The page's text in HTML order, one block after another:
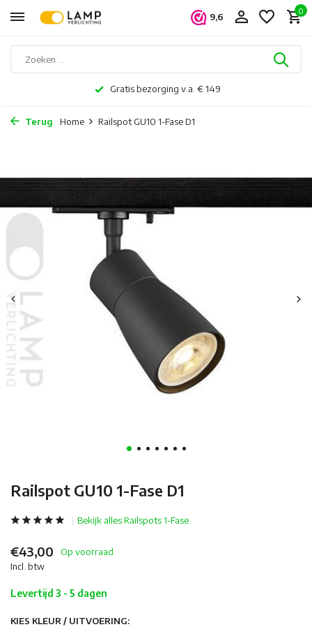
9,6
0
Gratis bezorging v.a. € 149
Terug Home Railspot GU10 1-Fase D1
Railspot GU10 1-Fase D1
Bekijk alles Railspots 1-Fase
€43,00
Op voorraad
Incl. btw
Levertijd 3 - 5 dagen
KIES KLEUR / UITVOERING: